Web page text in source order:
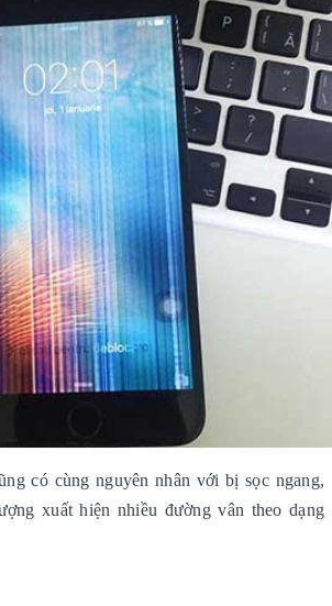
có cùng nguyên nhân với bị sọc ngang,
xuất hiện nhiều đường vân theo dạng